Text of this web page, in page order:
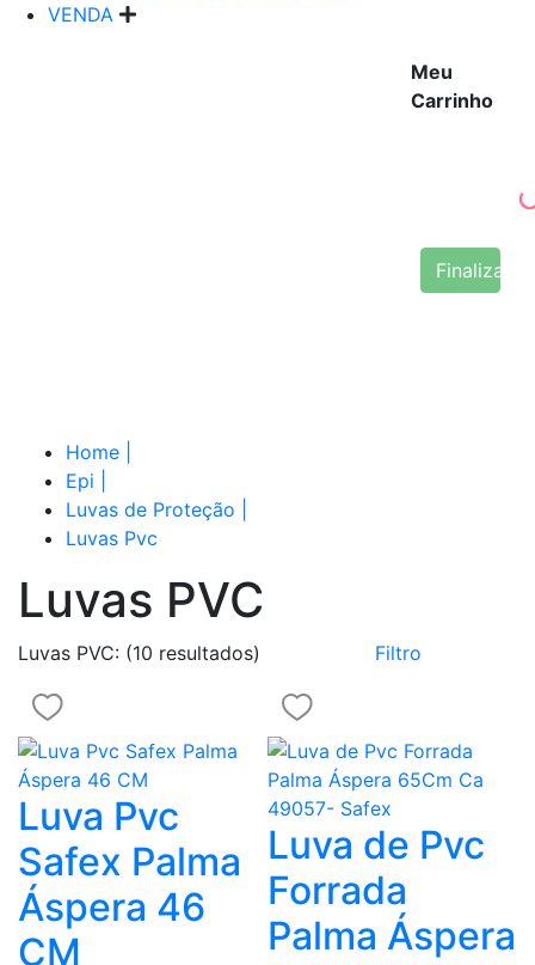
VENDA
Meu
Carrinho
Finalizar
Home
Epi
Luvas de Proteção
Luvas Pvc
Luvas PVC
Luvas PVC: (10 resultados) Filtro
Luva Pvc
Safex Palma
Áspera 46
CM
Luva de Pvc
Forrada
Palma Áspera